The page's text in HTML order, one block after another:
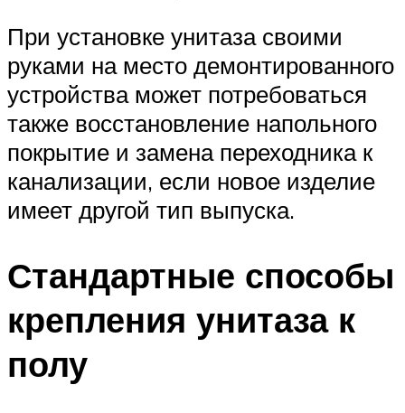
При установке унитаза своими
руками на место демонтированного
устройства может потребоваться
также восстановление напольного
покрытие и замена переходника к
канализации, если новое изделие
имеет другой тип выпуска.
Стандартные способы
крепления унитаза к
полу